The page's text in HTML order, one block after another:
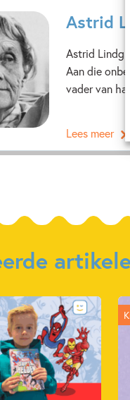
Astrid
Astrid
Aan die
vader van
Lees meer